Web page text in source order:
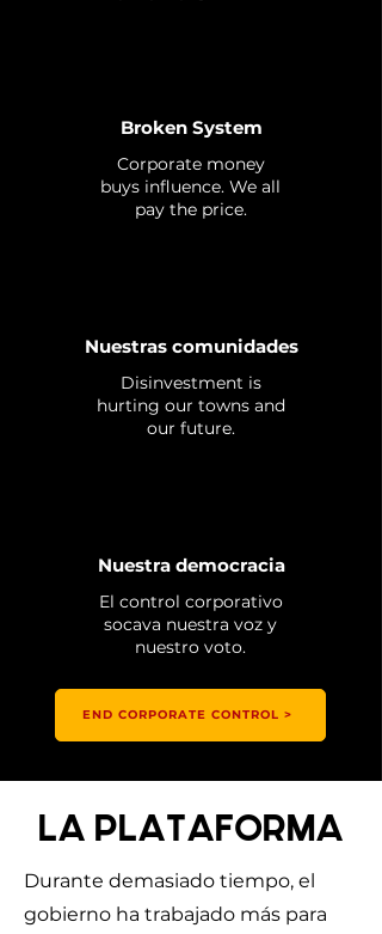
Broken System
Corporate money
buys influence. We all
pay the price.
Nuestras comunidades
Disinvestment is
hurting our towns and
our future.
Nuestra democracia
El control corporativo
socava nuestra voz y
nuestro voto.
END CORPORATE CONTROL >
LA PLATAFORMA
Durante demasiado tiempo, el
gobierno ha trabajado más para